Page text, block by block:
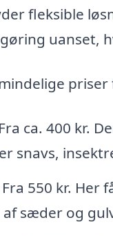
fleksible
uanset,
Fra ca. 400 kr.
snavs,
Fra 550 kr. Her
sæder og